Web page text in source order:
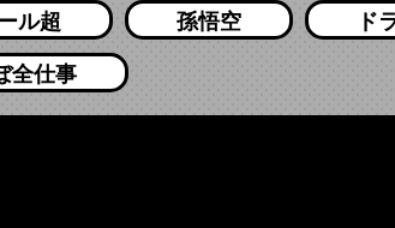
ル超 孫悟空
ド
全仕事